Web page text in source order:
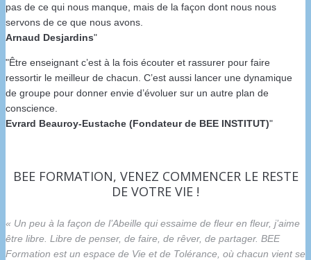
pas de ce qui nous manque, mais de la façon dont nous nous
servons de ce que nous avons.
Arnaud Desjardins
Être enseignant c’est à la fois écouter et rassurer pour faire
ressortir le meilleur de chacun. C’est aussi lancer une dynamique
de groupe pour donner envie d’évoluer sur un autre plan de
conscience.
Evrard Beauroy-Eustache (Fondateur de BEE INSTITUT)
BEE FORMATION, VENEZ COMMENCER LE RESTE
DE VOTRE VIE !
« Un peu à la façon de l’Abeille qui essaime de fleur en fleur, j’aime
être libre. Libre de penser, de faire, de rêver, de partager. BEE
Formation est un espace de Vie et de Tolérance, où chacun vient se